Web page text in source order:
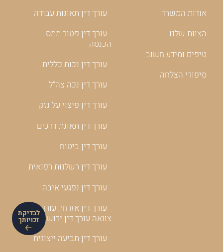
לבדיקת
זכויותך
אודות המשרד
הצוות שלנו
טיפים ומידע חשוב
סיפורי הצלחה
עורך דין תאונות עבודה
עורך דין פטור ממס
הכנסה
עורך דין נכות כללית
עורך דין נכה צה"ל
עורך דין פיצוי על נזק
עורך דין תאונת דרכים
עורך דין ביטוח
עורך דין רשלנות רפואית
עורך דין נפגעי איבה
עורך דין אזרחי, עורך דין
צוואה עורך דין ירושה
עורך דין תביעה ייצוגית